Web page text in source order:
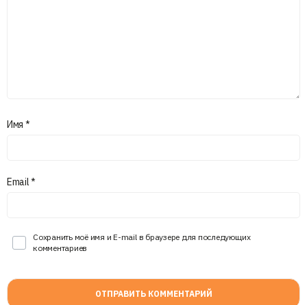
Имя *
Email*
Сохранить моё имя и E-mail в браузере для последующих
комментариев